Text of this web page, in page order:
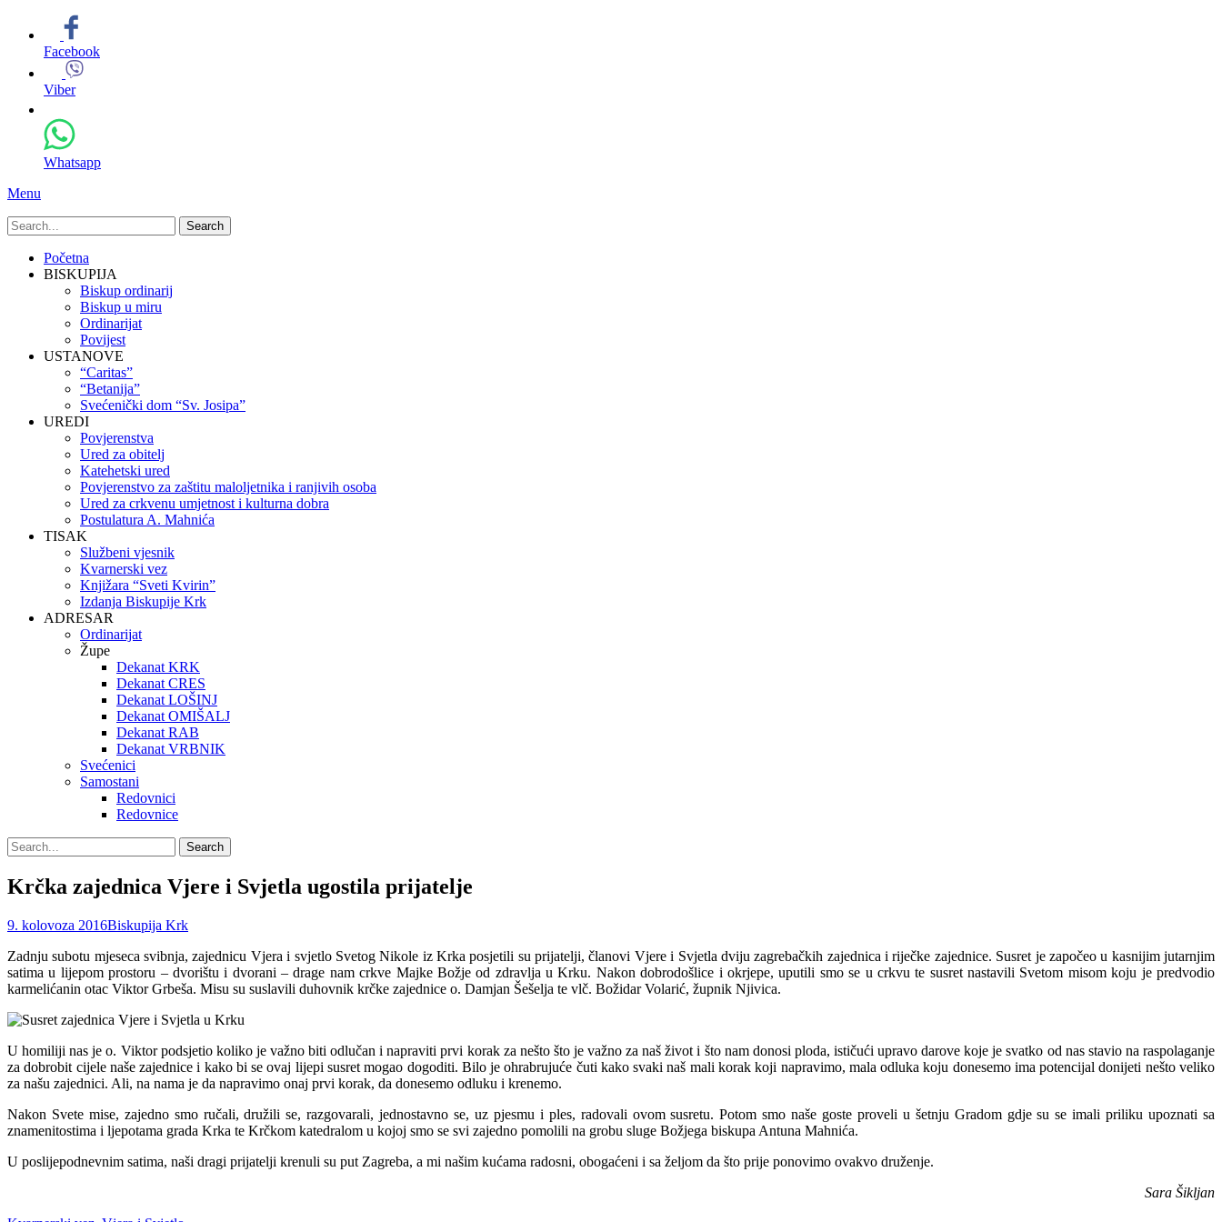
Facebook
Viber
Whatsapp
Menu
Search
for:
Primary
Menu
Skip
Početna
BISKUPIJA
Biskup ordinarij
Biskup u miru
Ordinarijat
Povijest
USTANOVE
“Caritas”
“Betanija”
Svećenički dom “Sv. Josipa”
UREDI
Povjerenstva
Ured za obitelj
Katehetski ured
Povjerenstvo za zaštitu maloljetnika i ranjivih osoba
Ured za crkvenu umjetnost i kulturna dobra
Postulatura A. Mahnića
TISAK
Službeni vjesnik
Kvarnerski vez
Knjižara “Sveti Kvirin”
Izdanja Biskupije Krk
ADRESAR
Ordinarijat
Župe
Dekanat KRK
Dekanat CRES
Dekanat LOŠINJ
Dekanat OMIŠALJ
Dekanat RAB
Dekanat VRBNIK
Svećenici
Samostani
Redovnici
Redovnice
Search
Search
for:
Krčka zajednica Vjere i Svjetla ugostila prijatelje
Posted
9. kolovoza 2016Author
Biskupija Krk
Zadnju subotu mjeseca svibnja, zajednicu Vjera i svjetlo Svetog Nikole iz Krka posjetili su prijatelji, članovi Vjere i Svjetla dviju zagrebačkih zajednica i riječke zajednice. Susret je započeo u kasnijim jutarnjim
satima u lijepom prostoru – dvorištu i dvorani – drage nam crkve Majke Božje od zdravlja u Krku. Nakon dobrodošlice i okrjepe, uputili smo se u crkvu te susret nastavili Svetom misom koju je predvodio
karmelićanin otac Viktor Grbeša. Misu su suslavili duhovnik krčke zajednice o. Damjan Šešelja te vlč. Božidar Volarić, župnik Njivica.
U homiliji nas je o. Viktor podsjetio koliko je važno biti odlučan i napraviti prvi korak za nešto što je važno za naš život i što nam donosi ploda, ističući upravo darove koje je svatko od nas stavio na raspolaganje
za dobrobit cijele naše zajednice i kako bi se ovaj lijepi susret mogao dogoditi. Bilo je ohrabrujuće čuti kako svaki naš mali korak koji napravimo, mala odluka koju donesemo ima potencijal donijeti nešto veliko
za našu zajednici. Ali, na nama je da napravimo onaj prvi korak, da donesemo odluku i krenemo.
Nakon Svete mise, zajedno smo ručali, družili se, razgovarali, jednostavno se, uz pjesmu i ples, radovali ovom susretu. Potom smo naše goste proveli u šetnju Gradom gdje su se imali priliku upoznati sa
znamenitostima i ljepotama grada Krka te Krčkom katedralom u kojoj smo se svi zajedno pomolili na grobu sluge Božjega biskupa Antuna Mahnića.
U poslijepodnevnim satima, naši dragi prijatelji krenuli su put Zagreba, a mi našim kućama radosni, obogaćeni i sa željom da što prije ponovimo ovakvo druženje.
Sara Šikljan